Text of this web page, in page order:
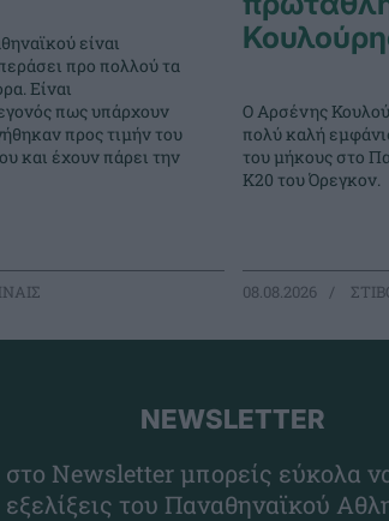
είναι
προ πολλού τα
Είναι
πως υπάρχουν
προς τιμήν του
και έχουν πάρει την
Ο Αρσένης
πολύ καλή
του μήκους στο
Κ20 του Όρεγκον.
08.08.2026
NEWSLETTER
Newsletter μπορείς εύκολα
εξελίξεις του Παναθηναϊκού